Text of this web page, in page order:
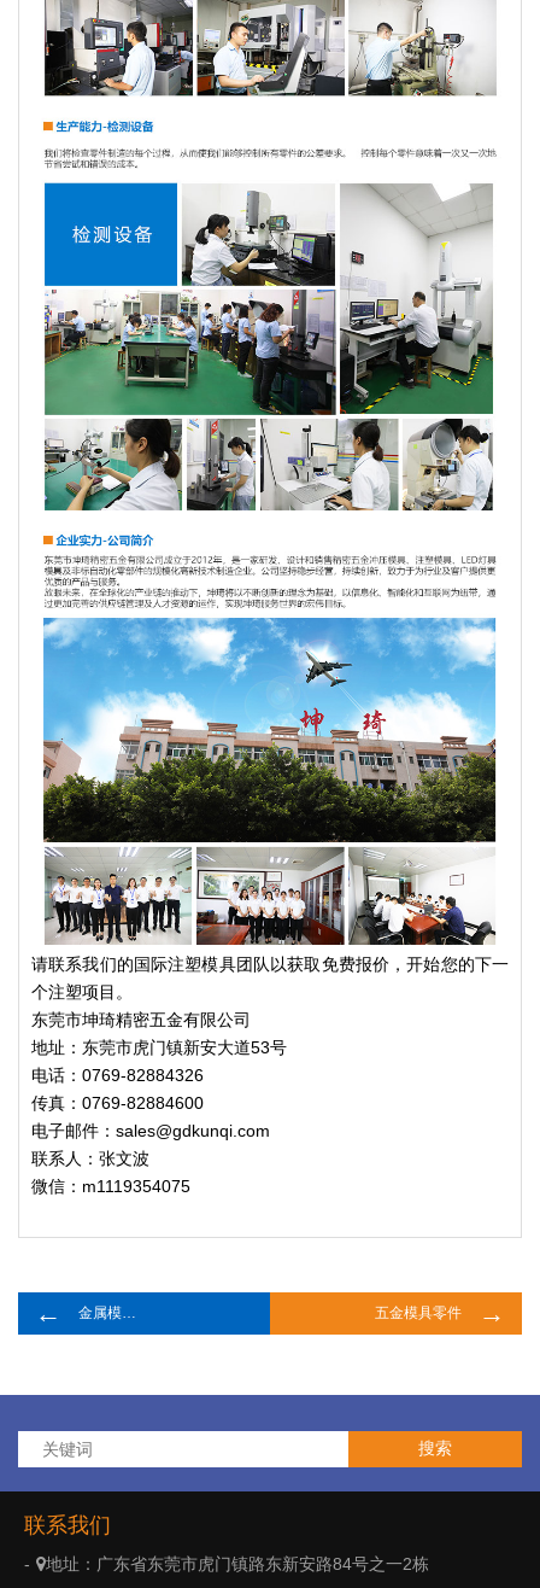
请联系我们的国际注塑模具团队以获取免费报价，开始您的下一
个注塑项目。
东莞市坤琦精密五金有限公司
地址：东莞市虎门镇新安大道53号
电话：0769-82884326
传真：0769-82884600
电子邮件：sales@gdkunqi.com
联系人：张文波
微信：m1119354075
← 五金模具零件 →
联系我们
地址：广东省东莞市虎门镇路东新安路84号之一2栋